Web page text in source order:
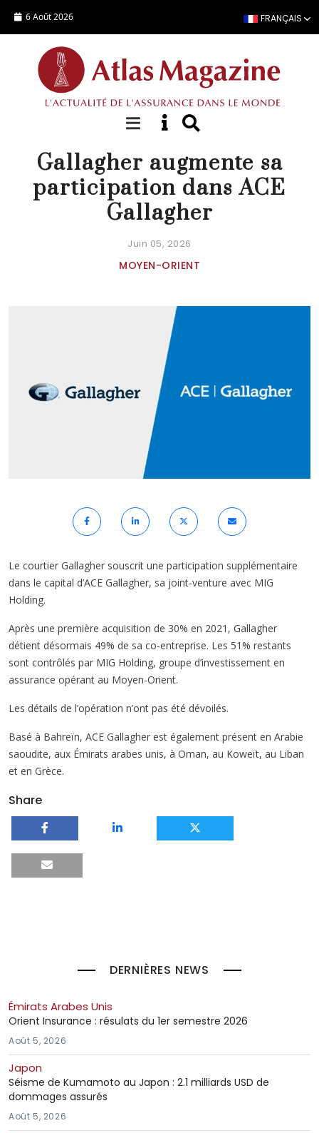
6 Août 2026 FRANÇAIS
ACTUALITÉ
Gallagher augmente sa
participation dans ACE
Gallagher
Juin 05, 2026
MOYEN-ORIENT
Le courtier Gallagher souscrit une participation supplémentaire
dans le capital d’ACE Gallagher, sa joint-venture avec MIG
Holding.
Après une première acquisition de 30% en 2021, Gallagher
détient désormais 49% de sa co-entreprise. Les 51% restants
sont contrôlés par MIG Holding, groupe d’investissement en
assurance opérant au Moyen-Orient.
Les détails de l’opération n’ont pas été dévoilés.
Basé à Bahreïn, ACE Gallagher est également présent en Arabie
saoudite, aux Émirats arabes unis, à Oman, au Koweït, au Liban
et en Grèce.
Share
DERNIÈRES NEWS
Émirats Arabes Unis
Orient Insurance : résulats du 1er semestre 2026
Août 5, 2026
Japon
Séisme de Kumamoto au Japon : 2.1 milliards USD de
dommages assurés
Août 5, 2026